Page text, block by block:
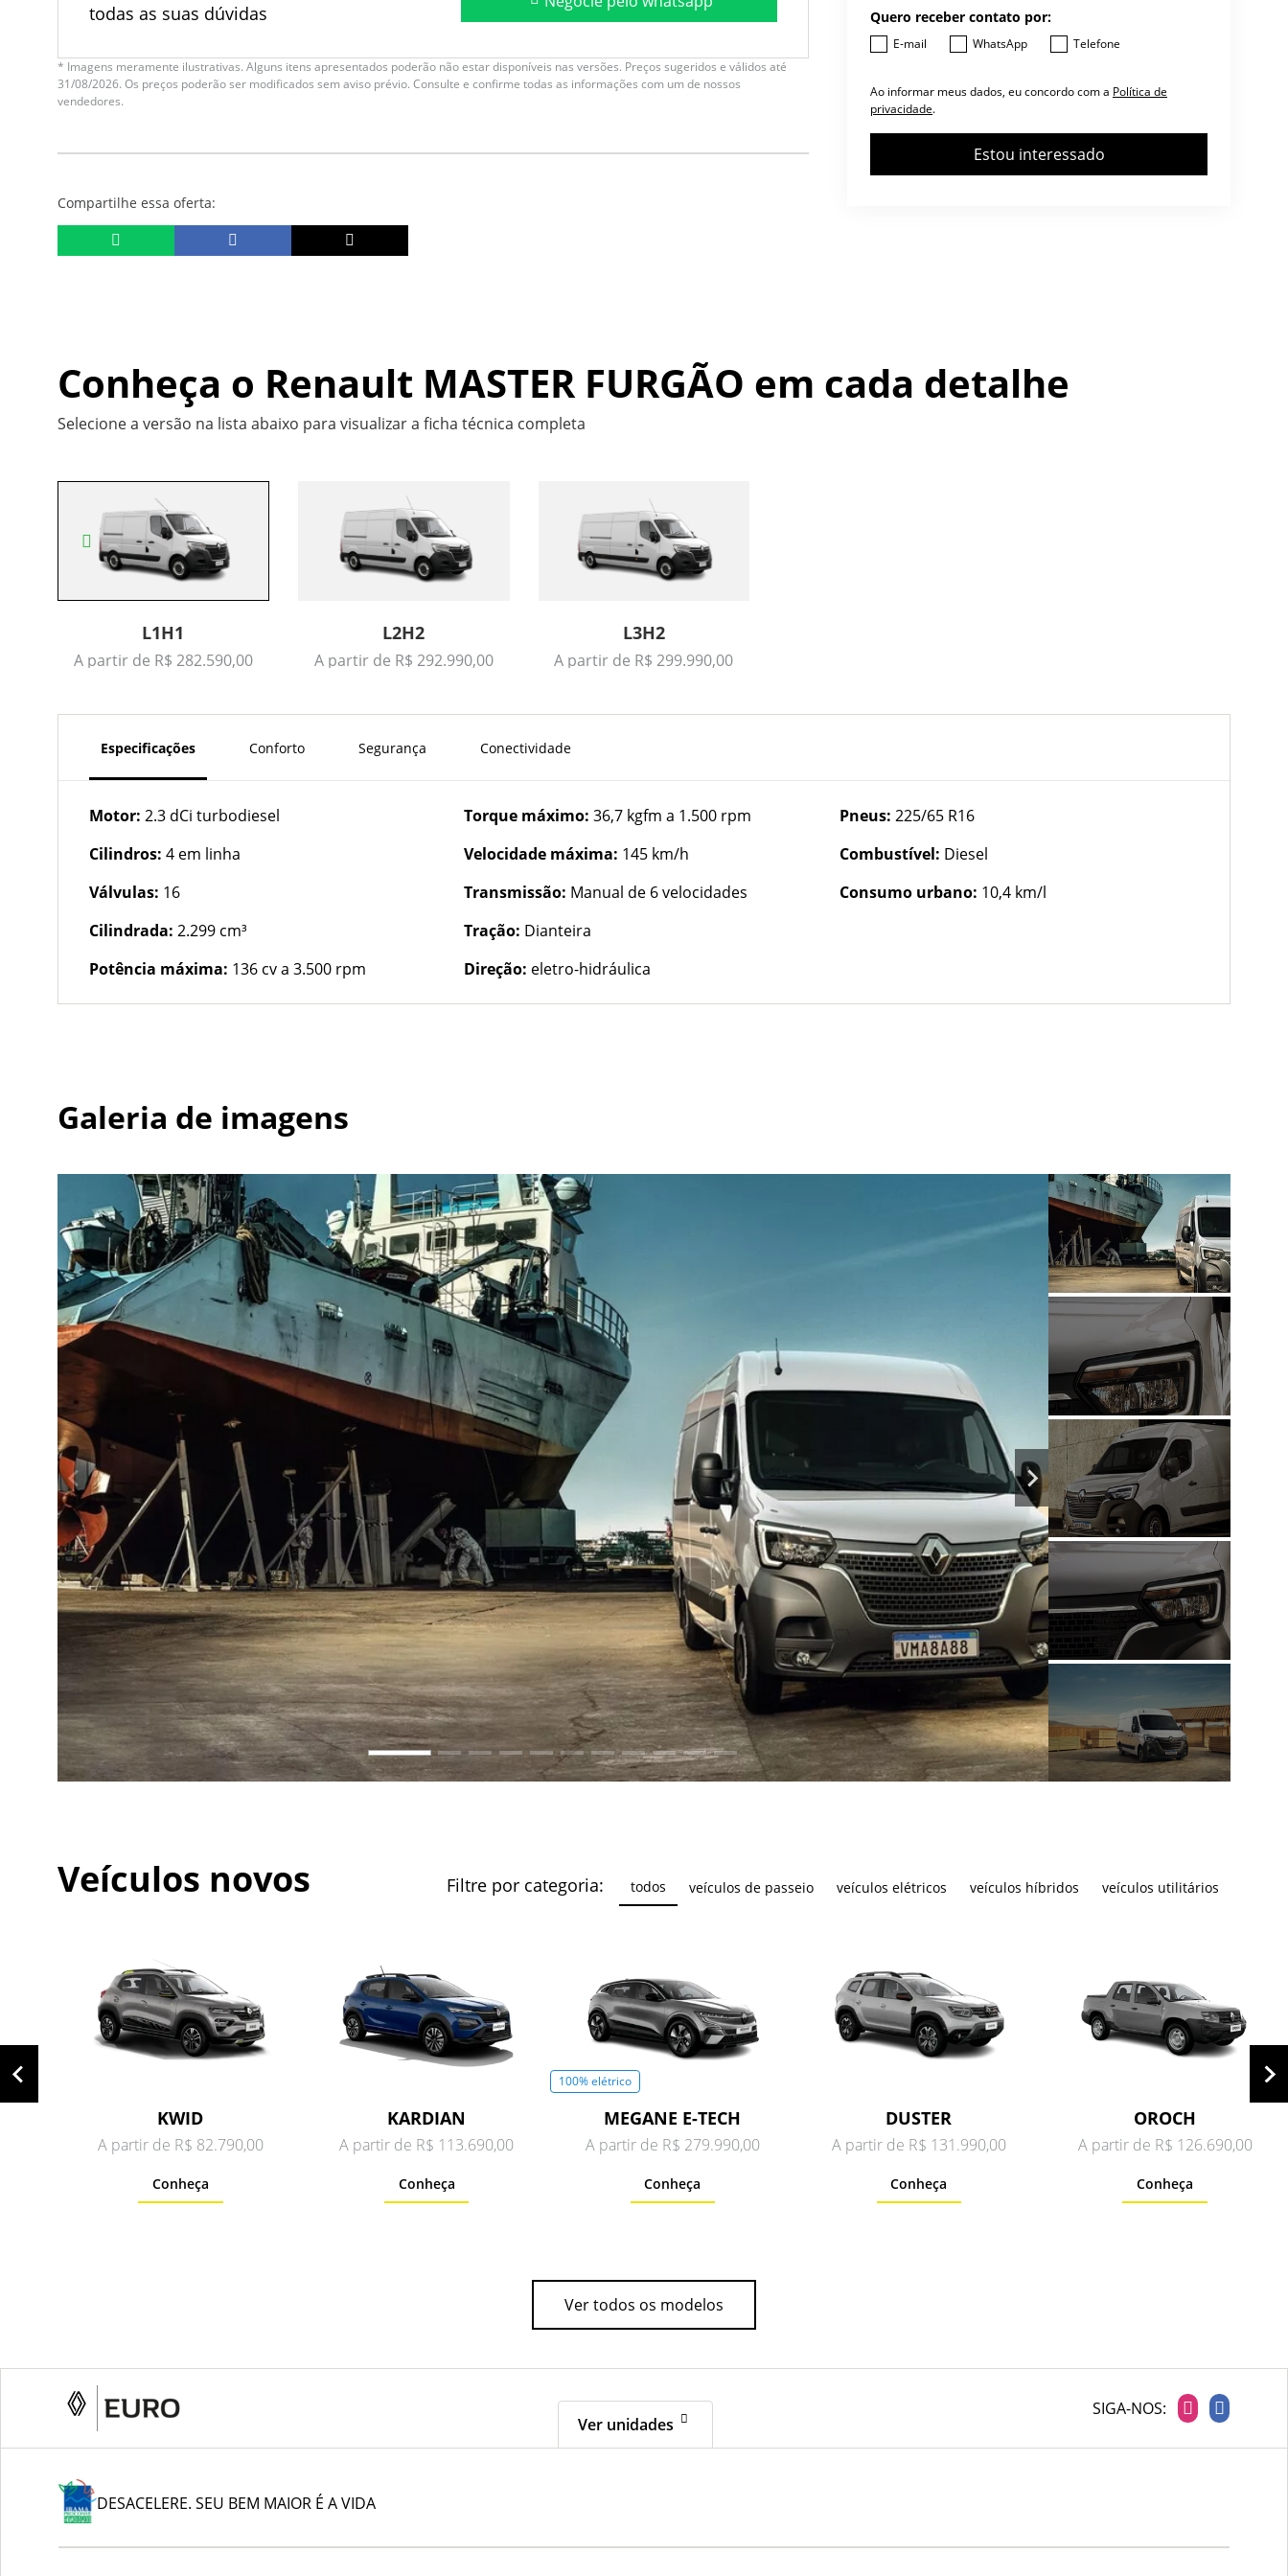
todas as suas dúvidas
* Imagens meramente ilustrativas. Alguns itens apresentados poderão não estar disponíveis nas versões. Preços sugeridos e válidos até
31/08/2026. Os preços poderão ser modificados sem aviso prévio. Consulte e confirme todas as informações com um de nossos
vendedores.
Compartilhe essa oferta:
Quero receber contato por:
E-mail WhatsApp Telefone
Ao informar meus dados, eu concordo com a Política de
privacidade.
Estou interessado
Conheça o Renault MASTER FURGÃO em cada detalhe
Selecione a versão na lista abaixo para visualizar a ficha técnica completa
L1H1
A partir de R$ 282.590,00
L2H2
A partir de R$ 292.990,00
L3H2
A partir de R$ 299.990,00
Especificações Conforto Segurança Conectividade
Motor: 2.3 dCi turbodiesel
Cilindros: 4 em linha
Válvulas: 16
Cilindrada: 2.299 cm³
Potência máxima: 136 cv a 3.500 rpm
Torque máximo: 36,7 kgfm a 1.500 rpm
Velocidade máxima: 145 km/h
Transmissão: Manual de 6 velocidades
Tração: Dianteira
Direção: eletro-hidráulica
Pneus: 225/65 R16
Combustível: Diesel
Consumo urbano: 10,4 km/l
Galeria de imagens
Veículos novos Filtre por categoria: todos veículos de passeio veículos elétricos veículos híbridos veículos utilitários
KWID
A partir de R$ 82.790,00
Conheça
KARDIAN
A partir de R$ 113.690,00
Conheça
100% elétrico
MEGANE E-TECH
A partir de R$ 279.990,00
Conheça
DUSTER
A partir de R$ 131.990,00
Conheça
OROCH
A partir de R$ 126.690,00
Conheça
Ver todos os modelos
Ver unidades
SIGA-NOS:
DESACELERE. SEU BEM MAIOR É A VIDA